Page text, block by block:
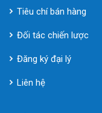
Tiêu chí bán hàng
Đối tác chiến lược
Đăng ký đại lý
Liên hệ